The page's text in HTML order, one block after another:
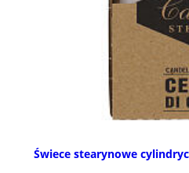
Świece stearynowe